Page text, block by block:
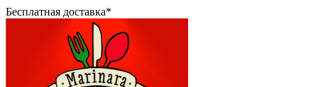
Бесплатная доставка*